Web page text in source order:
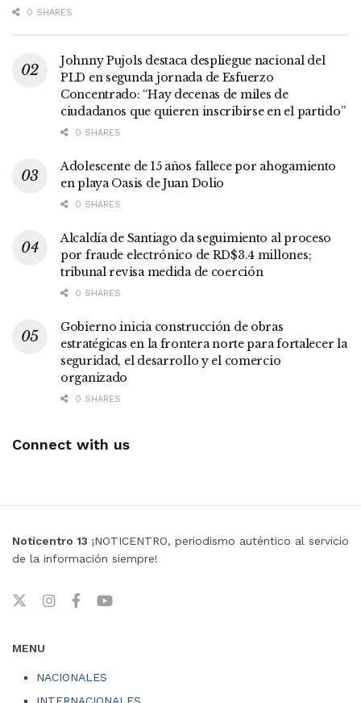
0 SHARES
Johnny Pujols destaca despliegue nacional del
PLD en segunda jornada de Esfuerzo
Concentrado: “Hay decenas de miles de
ciudadanos que quieren inscribirse en el partido”
0 SHARES
Adolescente de 15 años fallece por ahogamiento
en playa Oasis de Juan Dolio
0 SHARES
Alcaldía de Santiago da seguimiento al proceso
por fraude electrónico de RD$3.4 millones;
tribunal revisa medida de coerción
0 SHARES
Gobierno inicia construcción de obras
estratégicas en la frontera norte para fortalecer la
seguridad, el desarrollo y el comercio
organizado
0 SHARES
Connect with us
Noticentro 13 ¡NOTICENTRO, periodismo auténtico al servicio
de la información siempre!
MENU
NACIONALES
INTERNACIONALES